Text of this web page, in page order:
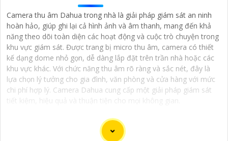
Camera thu âm Dahua trong nhà là giải pháp giám sát an ninh
hoàn hảo, giúp ghi lại cả hình ảnh và âm thanh, mang đến khả
năng theo dõi toàn diện các hoạt động và cuộc trò chuyện trong
khu vực giám sát. Được trang bị micro thu âm, camera có thiết
kế dạng dome nhỏ gọn, dễ dàng lắp đặt trên trần nhà hoặc các
khu vực khác. Với chức năng thu âm rõ ràng và sắc nét, đây là
lựa chọn lý tưởng cho gia đình, văn phòng và cửa hàng với mức
chi phí hợp lý. Camera Dahua cung cấp một giải pháp giám sát
tiết kiệm, hiệu quả và thuận tiện cho mọi không gian.